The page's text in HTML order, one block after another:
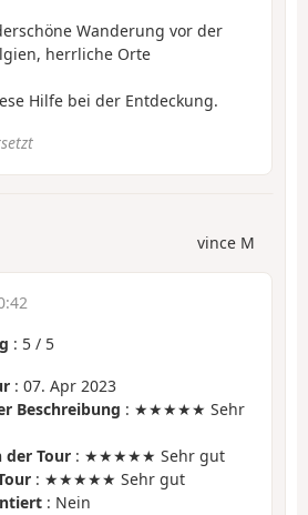
Wanderung vor der
herrliche Orte
Hilfe bei der Entdeckung.
vince M
: 5 / 5
: 07. Apr 2023
Beschreibung : ★★★★★ Sehr
der Tour : ★★★★★ Sehr gut
: ★★★★★ Sehr gut
: Nein